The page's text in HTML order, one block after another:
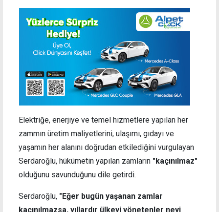
Elektriğe, enerjiye ve temel hizmetlere yapılan her
zammın üretim maliyetlerini, ulaşımı, gıdayı ve
yaşamın her alanını doğrudan etkilediğini vurgulayan
Serdaroğlu, hükümetin yapılan zamların "kaçınılmaz"
olduğunu savunduğunu dile getirdi.
Serdaroğlu, "Eğer bugün yaşanan zamlar
kaçınılmazsa, yıllardır ülkeyi yönetenler neyi